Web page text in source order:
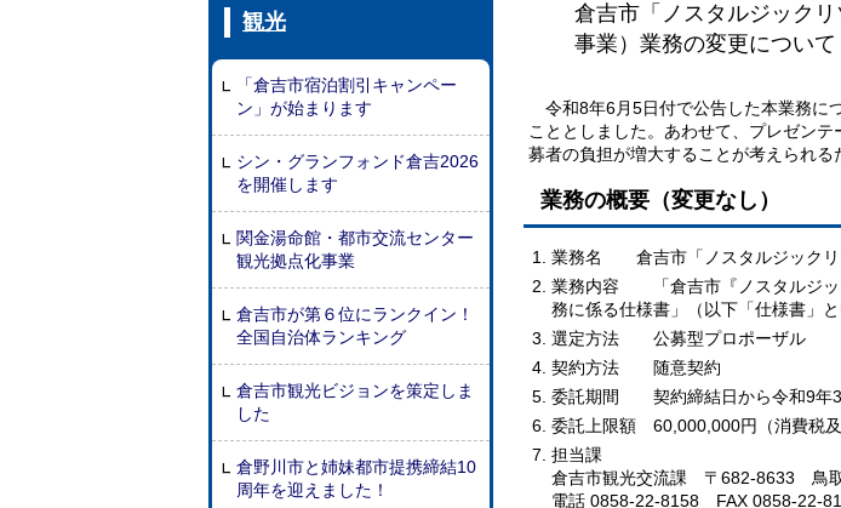
観光
「倉吉市宿泊割引キャンペー
ン」が始まります
シン・グランフォンド倉吉2026
を開催します
関金湯命館・都市交流センター
観光拠点化事業
倉吉市が第６位にランクイン！
全国自治体ランキング
倉吉市観光ビジョンを策定しま
した
倉野川市と姉妹都市提携締結10
周年を迎えました！
倉吉市「ノスタルジック
事業）業務の変更について
令和8年6月5日付で公告した本業務に
こととしました。あわせて、プレゼン
募者の負担が増大することが考えられる
業務の概要（変更なし）
業務名 倉吉市「ノスタルジックリ
業務内容
「倉吉市『ノスタルジ
務に係る仕様書」（以下「仕様書」と
選定方法 公募型プロポーザル
契約方法 随意契約
委託期間 契約締結日から令和9年3
委託上限額 60,000,000円（消費税及
担当課
倉吉市観光交流課 〒682-8633 鳥取
電話 0858-22-8158 FAX 0858-22-